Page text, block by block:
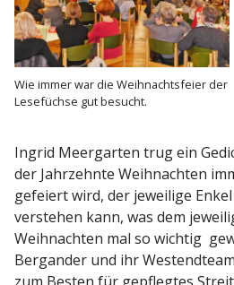
Wie immer war die Weihnachts­feier der
Lesefüchse gut besucht.
Ingrid Meergarten trug ein
der Jahrzehnte Weihnachten
gefeiert wird, der jeweilige
verstehen kann, was dem
Weihnachten mal so wichtig
Bergander und ihr